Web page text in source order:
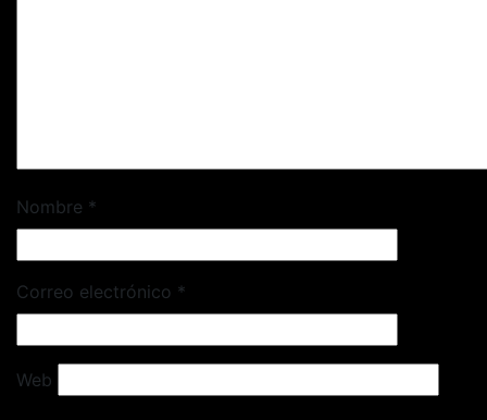
Nombre *
Correo electrónico *
Web